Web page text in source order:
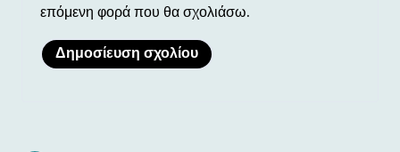
επόμενη φορά που θα σχολιάσω.